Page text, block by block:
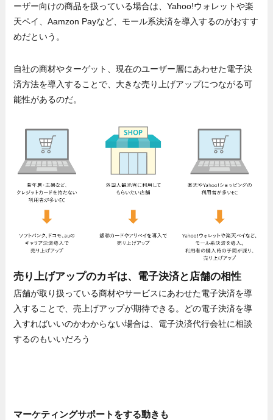
ーザー向けの商品を扱っている場合は、Yahoo!ウォレットや楽
天ペイ、Aamzon Payなど、モール系決済を導入するのがおすす
めだという。
自社の商材やターゲット、現在のユーザー層にあわせた電子決
済方法を導入することで、大きな売り上げアップにつながる可
能性があるのだ。
売り上げアップのカギは、電子決済と店舗の相性
店舗が取り扱っている商材やサービスにあわせた電子決済を導
入することで、売上げアップが期待できる。どの電子決済を導
入すればいいのかわからない場合は、電子決済代行会社に相談
するのもいいだろう
マーケティングサポートをする動きも